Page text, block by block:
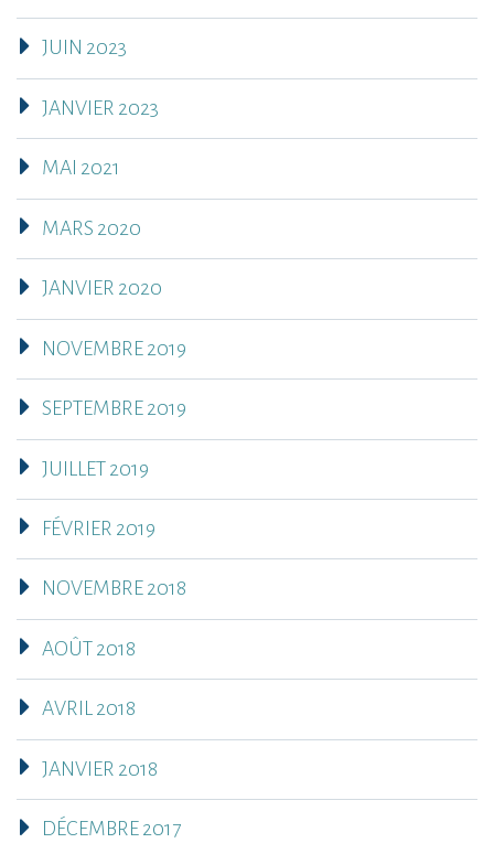
JUIN 2023
JANVIER 2023
MAI 2021
MARS 2020
JANVIER 2020
NOVEMBRE 2019
SEPTEMBRE 2019
JUILLET 2019
FÉVRIER 2019
NOVEMBRE 2018
AOÛT 2018
AVRIL 2018
JANVIER 2018
DÉCEMBRE 2017